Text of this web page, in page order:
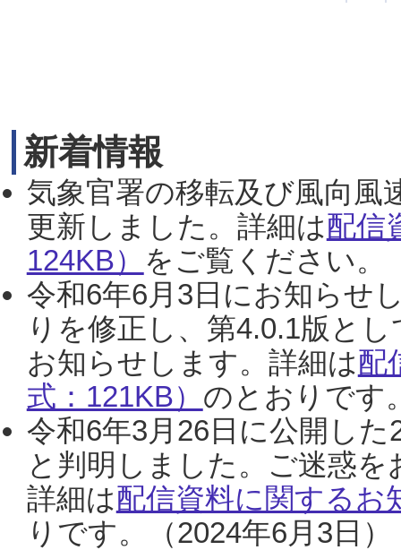
新着情報
気象官署の移転及び風向風
更新しました。詳細は配信
124KB） をご覧ください。
令和6年6月3日にお知らせ
りを修正し、第4.0.1版と
お知らせします。詳細は配
式：121KB） のとおりです
令和6年3月26日に公開し
と判明しました。ご迷惑
詳細は配信資料に関するお
りです。（2024年6月3日）